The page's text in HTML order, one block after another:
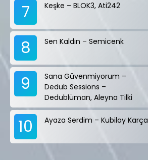
7 Keşke – BLOK3, Ati242
8 Sen Kaldın – Semicenk
9
Sana Güvenmiyorum –
Dedub Sessions –
Dedublüman, Aleyna Tilki
10 Ayaza Serdim – Kubilay Karça